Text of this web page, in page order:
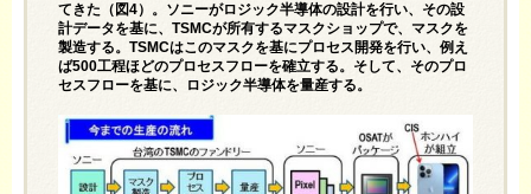
てきた（図4）。ソニーがロジック半導体の設計を行い、その設
計データを基に、TSMCが所有するマスクショップで、マスクを
製造する。TSMCはこのマスクを基にプロセス開発を行い、例え
ば500工程ほどのプロセスフローを確立する。そして、そのプロ
セスフローを基に、ロジック半導体を量産する。